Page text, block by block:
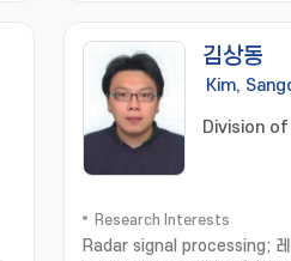
김상동
Kim,
Division
Research Interests
Radar signal processing; 레